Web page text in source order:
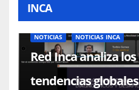
INCA
NOTICIAS NOTICIAS INCA
Red Inca analiza
tendencias